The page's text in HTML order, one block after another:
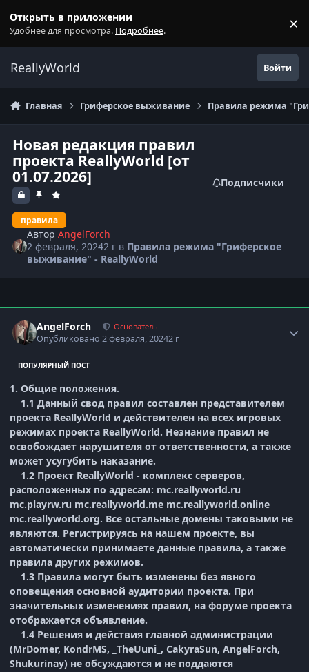
Открыть в приложении
Удобнее для просмотра. Подробнее. ×
ReallyWorld Войти
Главная Гриферское выживание Правила режима
Новая редакция правил
проекта ReallyWorld [от
01.07.2026]
правила
Подписчики
АвторAngelForch
2 февраля, 20242 г в Правила режима "Гриферское
выживание" - ReallyWorld
AngelForch Основатель
Опубликовано2 февраля, 20242 г
ПОПУЛЯРНЫЙ ПОСТ
1. Общие положения.
1.1 Данный свод правил составлен представителем
проекта ReallyWorld и действителен на всех игровых
режимах проекта ReallyWorld. Незнание правил не
освобождает нарушителя от ответственности, а также
может усугубить наказание.
1.2 Проект ReallyWorld - комплекс серверов,
расположенных по адресам: mc.reallyworld.ru
mc.playrw.ru mc.reallyworld.me mc.reallyworld.online
mc.reallyworld.org. Все остальные домены таковыми не
являются. Регистрируясь на нашем проекте, вы
автоматически принимаете данные правила, а также
правила других режимов.
1.3 Правила могут быть изменены без явного
оповещения основной аудитории проекта. При
значительных изменениях правил, на форуме проекта
отображается объявление.
1.4 Решения и действия главной администрации
(MrDomer, KondrMS, _TheUuni_, CakyraSun, AngelForch,
Shukurinay) не обсуждаются и не поддаются